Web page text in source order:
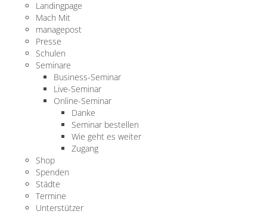
Landingpage
Mach Mit
managepost
Presse
Schulen
Seminare
Business-Seminar
Live-Seminar
Online-Seminar
Danke
Seminar bestellen
Wie geht es weiter
Zugang
Shop
Spenden
Städte
Termine
Unterstützer